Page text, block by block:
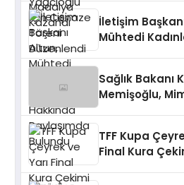
İletişim
Mühtedi
Sağlık Bakanı
Memişoğlu,
TFF Kupa
Final Kura